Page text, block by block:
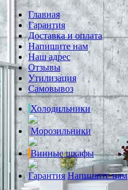
Главная
Гарантия
Доставка и оплата
Напишите нам
Наш адрес
Отзывы
Утилизация
Самовывоз
Холодильники
Морозильники
Винные шкафы
Гарантия Напишите нам